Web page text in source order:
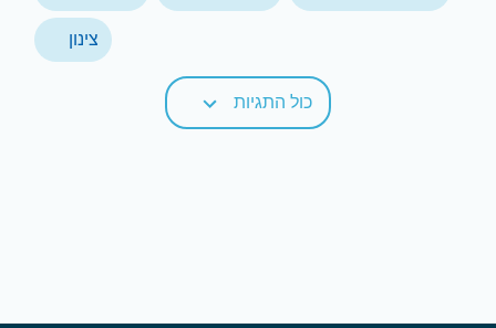
צינון
כול התגיות